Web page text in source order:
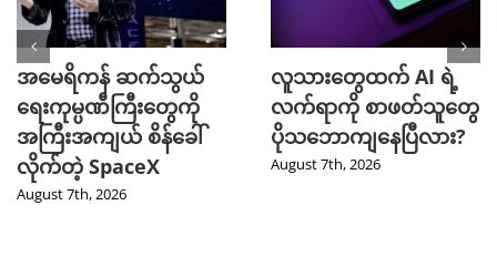
အမေရိကန် ဆက်သွယ်
ရေးကုမ္ပဏီကြီးတွေကို
အကြီးအကျယ် စိန်ခေါ်
လိုက်တဲ့ SpaceX
August 7th, 2026
လူသားတွေထက် AI ရဲ့
လက်ရာကို စာဖတ်သူတွေ
ပိုသဘောကျနေပြီလား?
August 7th, 2026